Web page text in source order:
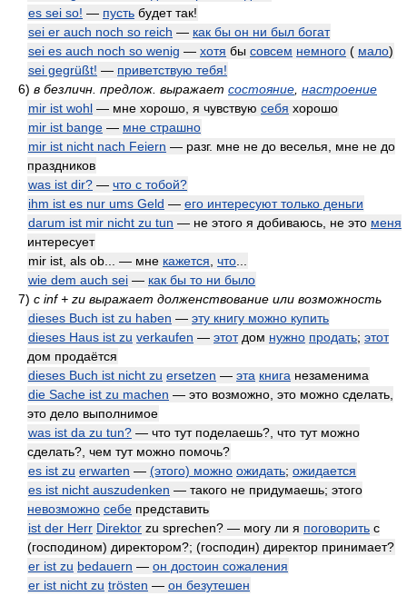
es sei so! — пусть будет так!
sei er auch noch so reich — как бы он ни был богат
sei es auch noch so wenig — хотя бы совсем немного ( мало)
sei gegrüßt! — приветствую тебя!
6) в безличн. предлож. выражает состояние настроение
mir ist wohl — мне хорошо, я чувствую себя хорошо
mir ist bange — мне страшно
mir ist nicht nach Feiern — разг. мне не до веселья, мне не до
праздников
was ist dir? — что с тобой?
ihm ist es nur ums Geld — его интересуют только деньги
darum ist mir nicht zu tun — не этого я добиваюсь, не это меня
интересует
mir ist, als ob... — мне кажется что
wie dem auch sei — как бы то ни было
7) с inf + zu выражает долженствование или возможность
dieses Buch ist zu haben — эту книгу можно купить
dieses Haus ist zu verkaufen — этотдом нужно продать; этот
дом продаётся
dieses Buch ist nicht zu ersetzen — эта книга незаменима
die Sache ist zu machen — это возможно, это можно сделать,
это дело выполнимое
was ist da zu tun? — что тут поделаешь?, что тут можно
сделать?, чем тут можно помочь?
es ist zu erwarten — (этого) можно ожидать; ожидается
es ist nicht auszudenken — такого не придумаешь; этого
невозможно себе представить
ist der Herr Direktor zu sprechen? — могу ли я поговорить с
(господином) директором?; (господин) директор принимает?
er ist zu bedauern — он достоин сожаления
er ist nicht zu trösten — он безутешен